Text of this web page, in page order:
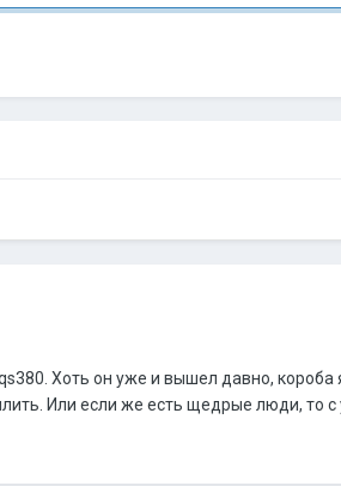
Хоть он уже и вышел давно, короба
Или если же есть щедрые люди, то с